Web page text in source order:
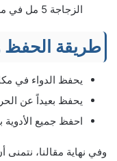
الزجاجة 5 مل في مصر.
طريقة الحفظ
يحفظ الدواء في
يحفظ بعيداً عن
احفظ جميع الأدوية
وفي نهاية مقالنا،